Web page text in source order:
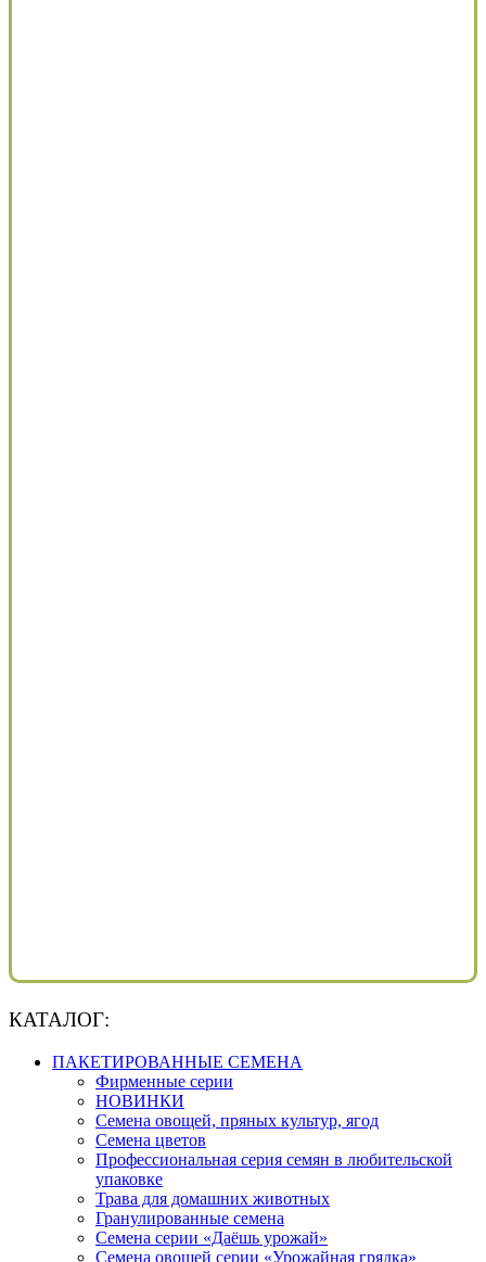
КАТАЛОГ:
ПАКЕТИРОВАННЫЕ СЕМЕНА
Фирменные серии
НОВИНКИ
Семена овощей, пряных культур, ягод
Семена цветов
Профессиональная серия семян в любительской
упаковке
Трава для домашних животных
Гранулированные семена
Семена серии «Даёшь урожай»
Семена овощей серии «Урожайная грядка»